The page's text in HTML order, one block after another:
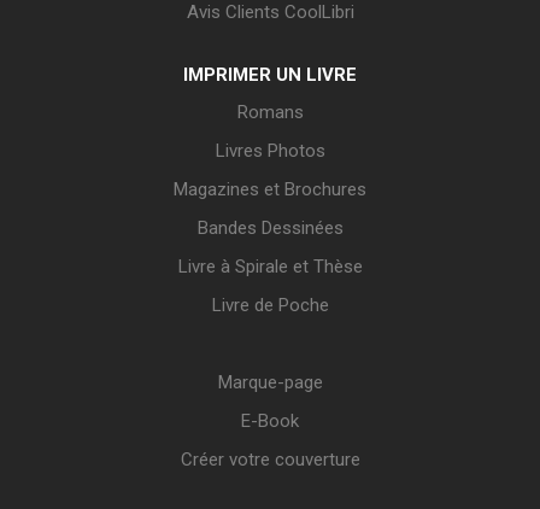
Avis Clients CoolLibri
IMPRIMER UN LIVRE
Romans
Livres Photos
Magazines et Brochures
Bandes Dessinées
Livre à Spirale et Thèse
Livre de Poche
Marque-page
E-Book
Créer votre couverture